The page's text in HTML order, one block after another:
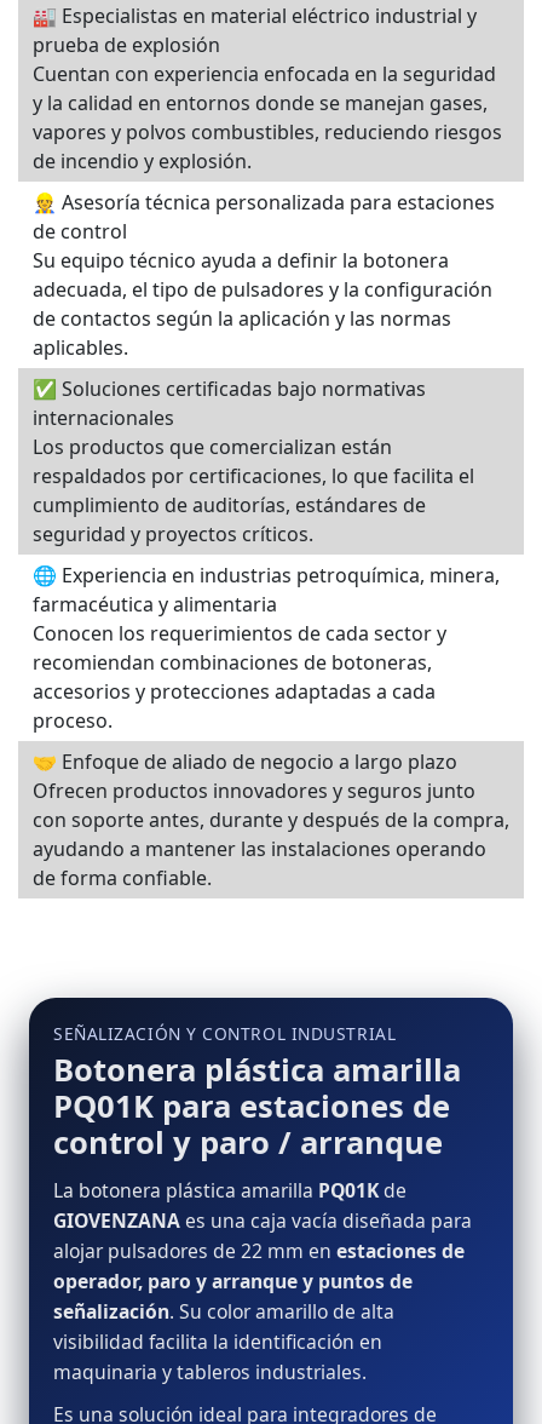
🏭 Especialistas en material eléctrico industrial y
prueba de explosión
Cuentan con experiencia enfocada en la seguridad
y la calidad en entornos donde se manejan gases,
vapores y polvos combustibles, reduciendo riesgos
de incendio y explosión.
👷 Asesoría técnica personalizada para estaciones
de control
Su equipo técnico ayuda a definir la botonera
adecuada, el tipo de pulsadores y la configuración
de contactos según la aplicación y las normas
aplicables.
✅ Soluciones certificadas bajo normativas
internacionales
Los productos que comercializan están
respaldados por certificaciones, lo que facilita el
cumplimiento de auditorías, estándares de
seguridad y proyectos críticos.
🌐 Experiencia en industrias petroquímica, minera,
farmacéutica y alimentaria
Conocen los requerimientos de cada sector y
recomiendan combinaciones de botoneras,
accesorios y protecciones adaptadas a cada
proceso.
🤝 Enfoque de aliado de negocio a largo plazo
Ofrecen productos innovadores y seguros junto
con soporte antes, durante y después de la compra,
ayudando a mantener las instalaciones operando
de forma confiable.
SEÑALIZACIÓN Y CONTROL INDUSTRIAL
Botonera plástica amarilla
PQ01K para estaciones de
control y paro / arranque
La botonera plástica amarilla PQ01Kde
GIOVENZANAes una caja vacía diseñada para
alojar pulsadores de 22 mm en estaciones de
operador, paro y arranque y puntos de
señalización. Su color amarillo de alta
visibilidad facilita la identificación en
maquinaria y tableros industriales.
Es una solución ideal para integradores de